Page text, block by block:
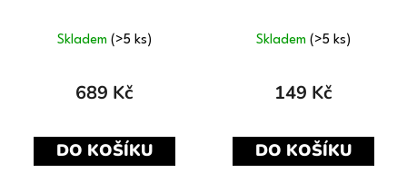
Skladem (>5 ks)
689 Kč
DO KOŠÍKU
Skladem (>5 ks)
149 Kč
DO KOŠÍKU